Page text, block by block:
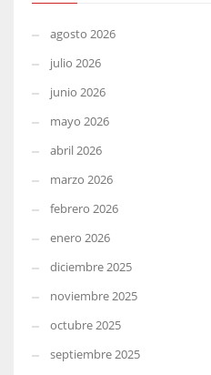
agosto 2026
julio 2026
junio 2026
mayo 2026
abril 2026
marzo 2026
febrero 2026
enero 2026
diciembre 2025
noviembre 2025
octubre 2025
septiembre 2025